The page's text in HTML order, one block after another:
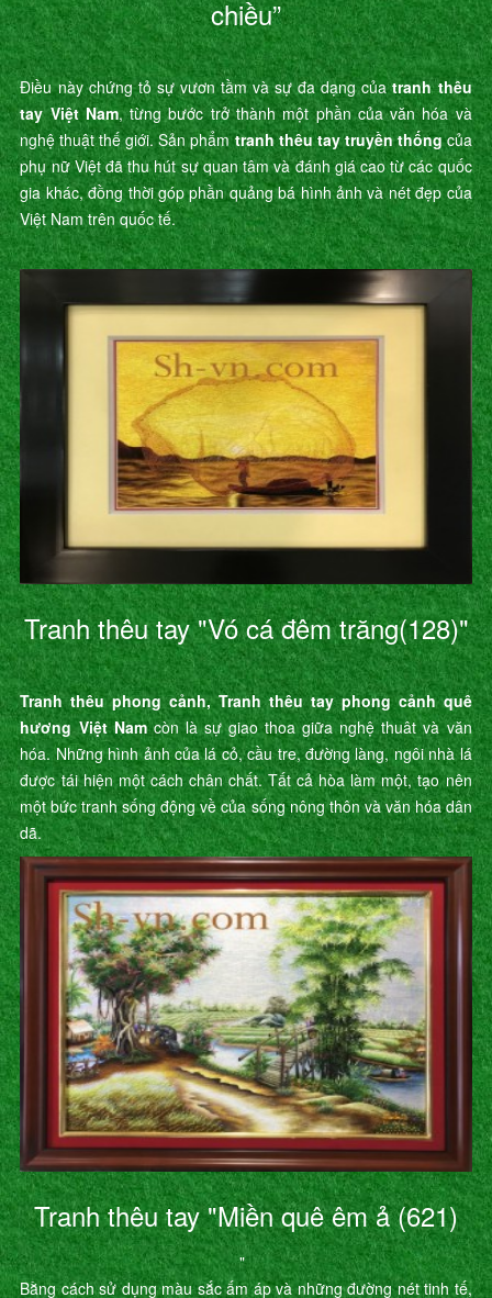
chiều”
Điều này chứng tỏ sự vươn tầm và sự đa dạng củatranh thêu
tay Việt Nam, từng bước trở thành một phần của văn hóa và
nghệ thuật thế giới. Sản phẩmtranh thêu tay truyền thốngcủa
phụ nữ Việt đã thu hút sự quan tâm và đánh giá cao từ các quốc
gia khác, đồng thời góp phần quảng bá hình ảnh và nét đẹp của
Việt Nam trên quốc tế.
Tranh thêu tay "Vó cá đêm trăng(128)"
Tranh thêu phong cảnh, Tranh thêu tay phong cảnh quê
hương Việt Namcòn là sự giao thoa giữa nghệ thuât và văn
hóa. Những hình ảnh của lá cỏ, cầu tre, đường làng, ngôi nhà lá
được tái hiện một cách chân chất. Tất cả hòa làm một, tạo nên
một bức tranh sống động về của sống nông thôn và văn hóa dân
dã.
Tranh thêu tay "Miền quê êm ả (621)
"
Bằng cách sử dụng màu sắc ấm áp và những đường nét tinh tế,